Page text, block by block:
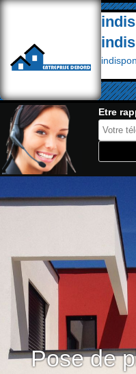
Etre
Pose de